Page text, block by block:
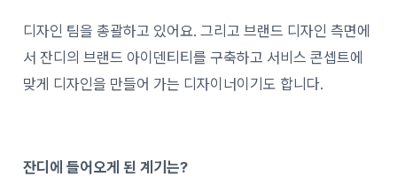
디자인 팀을 총괄하고 있어요. 그리고 브랜드 디자인 측면에
서 잔디의 브랜드 아이덴티티를 구축하고 서비스 콘셉트에
맞게 디자인을 만들어 가는 디자이너이기도 합니다.
잔디에 들어오게 된 계기는?